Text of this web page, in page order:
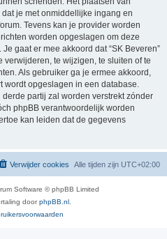
je met onmiddellijke ingang en
Tevens kan je provider worden
worden opgeslagen om deze
gaat er mee akkoord dat “SK Beveren”
verwijderen, te wijzigen, te sluiten of te
Als gebruiker ga je ermee akkoord,
wordt opgeslagen in een database.
partij zal worden verstrekt zónder
phpBB verantwoordelijk worden
kan leiden dat de gegevens
Alle tijden zijn UTC+02:00
Verwijder cookies
Software © phpBB Limited
doorphpBB.nl